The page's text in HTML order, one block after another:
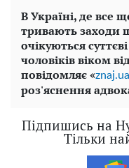
В Україні, де все
тривають заходи
очікуються
чоловіків віком
повідомляє «znaj.ua
роз'яснення
Підпишись на
Тільки